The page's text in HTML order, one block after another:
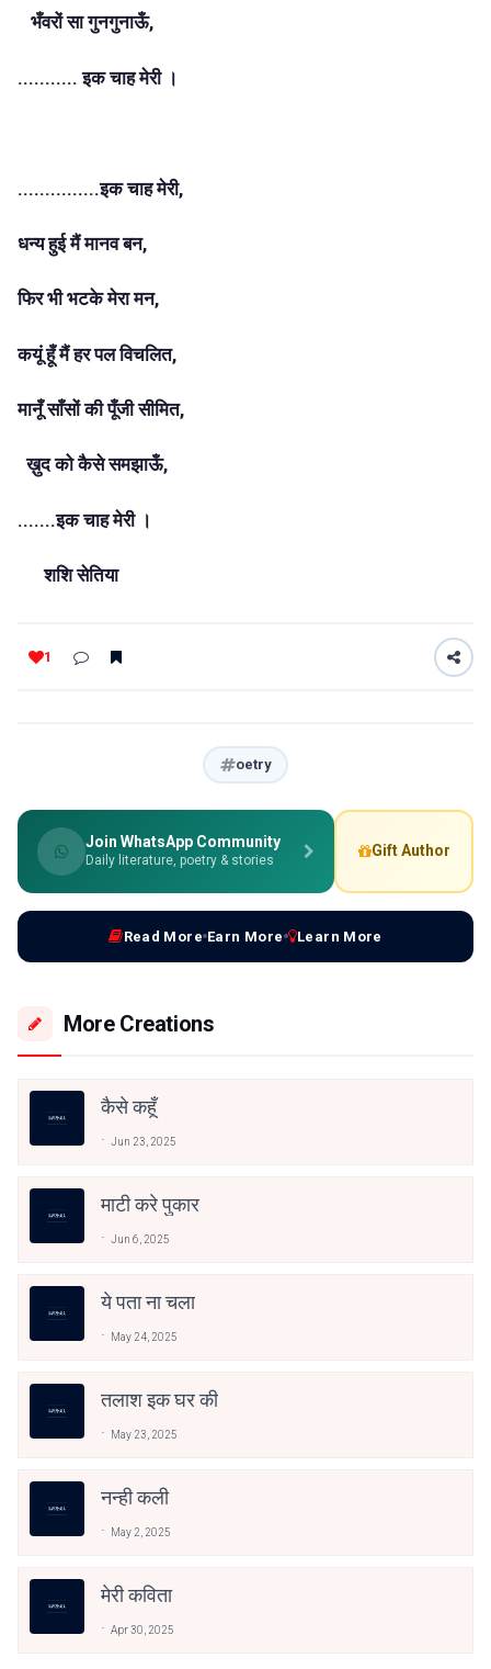
भँवरों सा गुनगुनाऊँ,
........... इक चाह मेरी ।
...............इक चाह मेरी,
धन्य हुई मैं मानव बन,
फिर भी भटके मेरा मन,
कयूं हूँ मैं हर पल विचलित,
मानूँ साँसों की पूँजी सीमित,
ख़ुद को कैसे समझाऊँ,
.......इक चाह मेरी ।
शशि सेतिया
1
oetry
Join WhatsApp Community
Daily literature, poetry & stories
Gift Author
Read More Earn More Learn More
More Creations
कैसे कहूँ
Jun 23, 2025
माटी करे पुकार
Jun 6, 2025
ये पता ना चला
May 24, 2025
तलाश इक घर की
May 23, 2025
नन्ही कली
May 2, 2025
मेरी कविता
Apr 30, 2025